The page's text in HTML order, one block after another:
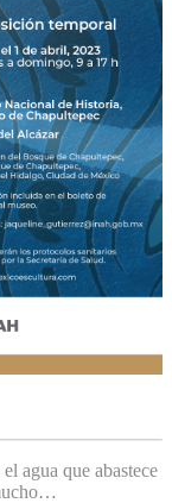
agua que abastece